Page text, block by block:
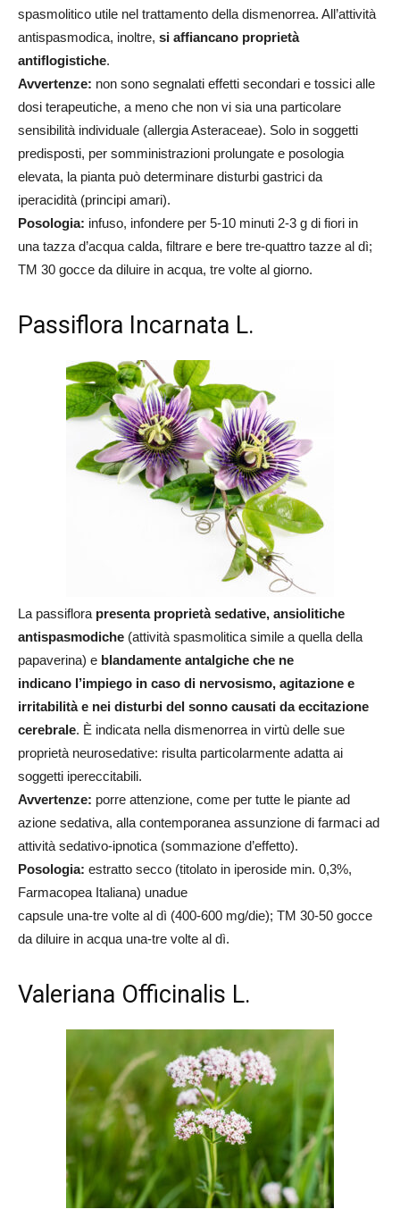
spasmolitico utile nel trattamento della dismenorrea. All’attività
antispasmodica, inoltre, si affiancano proprietà
antiflogistiche.
Avvertenze: non sono segnalati effetti secondari e tossici alle
dosi terapeutiche, a meno che non vi sia una particolare
sensibilità individuale (allergia Asteraceae). Solo in soggetti
predisposti, per somministrazioni prolungate e posologia
elevata, la pianta può determinare disturbi gastrici da
iperacidità (principi amari).
Posologia: infuso, infondere per 5-10 minuti 2-3 g di fiori in
una tazza d’acqua calda, filtrare e bere tre-quattro tazze al dì;
TM 30 gocce da diluire in acqua, tre volte al giorno.
Passiflora Incarnata L.
La passiflora presenta proprietà sedative, ansiolitiche
antispasmodiche (attività spasmolitica simile a quella della
papaverina) e blandamente antalgiche che ne
indicano l’impiego in caso di nervosismo, agitazione e
irritabilità e nei disturbi del sonno causati da eccitazione
cerebrale. È indicata nella dismenorrea in virtù delle sue
proprietà neurosedative: risulta particolarmente adatta ai
soggetti ipereccitabili.
Avvertenze: porre attenzione, come per tutte le piante ad
azione sedativa, alla contemporanea assunzione di farmaci ad
attività sedativo-ipnotica (sommazione d’effetto).
Posologia: estratto secco (titolato in iperoside min. 0,3%,
Farmacopea Italiana) unadue
capsule una-tre volte al dì (400-600 mg/die); TM 30-50 gocce
da diluire in acqua una-tre volte al dì.
Valeriana Officinalis L.